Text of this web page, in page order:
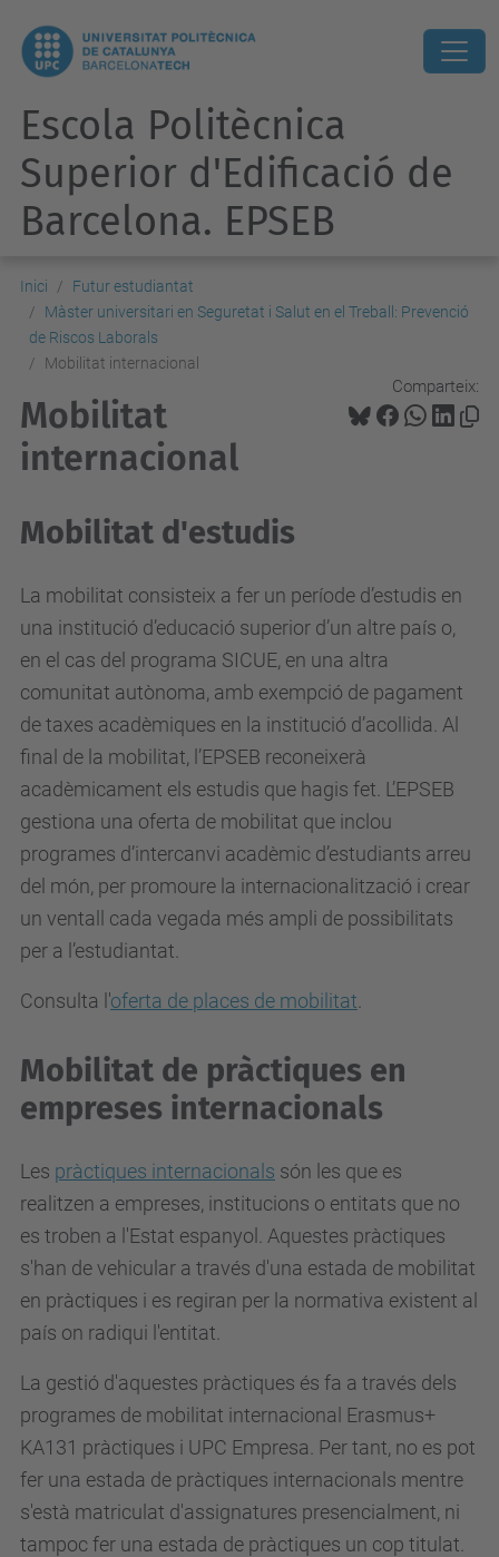
Escola Politècnica
Superior d'Edificació de
Barcelona. EPSEB
Inici
Futur estudiantat
Màster universitari en Seguretat i Salut en el Treball: Prevenció
de Riscos Laborals
Mobilitat internacional
Comparteix:
Mobilitat
internacional
Mobilitat d'estudis
La mobilitat consisteix a fer un període d’estudis en
una institució d’educació superior d’un altre país o,
en el cas del programa SICUE, en una altra
comunitat autònoma, amb exempció de pagament
de taxes acadèmiques en la institució d’acollida. Al
final de la mobilitat, l’EPSEB reconeixerà
acadèmicament els estudis que hagis fet. L’EPSEB
gestiona una oferta de mobilitat que inclou
programes d’intercanvi acadèmic d’estudiants arreu
del món, per promoure la internacionalització i crear
un ventall cada vegada més ampli de possibilitats
per a l’estudiantat.
Consulta l'oferta de places de mobilitat
Mobilitat de pràctiques en
empreses internacionals
Les pràctiques internacionals són les que es
realitzen a empreses, institucions o entitats que no
es troben a l'Estat espanyol. Aquestes pràctiques
s'han de vehicular a través d'una estada de mobilitat
en pràctiques i es regiran per la normativa existent al
país on radiqui l'entitat.
La gestió d'aquestes pràctiques és fa a través dels
programes de mobilitat internacional Erasmus+
KA131 pràctiques i UPC Empresa. Per tant, no es pot
fer una estada de pràctiques internacionals mentre
s'està matriculat d'assignatures presencialment, ni
tampoc fer una estada de pràctiques un cop titulat.